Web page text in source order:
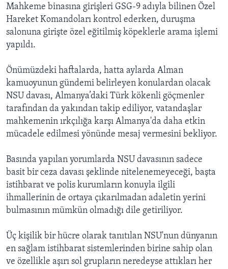
Mahkeme binasına girişleri GSG-9 adıyla bilinen Özel
Hareket Komandoları kontrol ederken, duruşma
salonuna girişte özel eğitilmiş köpeklerle arama işlemi
yapıldı.
Önümüzdeki haftalarda, hatta aylarda Alman
kamuoyunun gündemi belirleyen konulardan olacak
NSU davası, Almanya’daki Türk kökenli göçmenler
tarafından da yakından takip ediliyor, vatandaşlar
mahkemenin ırkçılığa karşı Almanya'da daha etkin
mücadele edilmesi yönünde mesaj vermesini bekliyor.
Basında yapılan yorumlarda NSU davasının sadece
basit bir ceza davası şeklinde nitelenemeyeceği, başta
istihbarat ve polis kurumların konuyla ilgili
ihmallerinin de ortaya çıkarılmadan adaletin yerini
bulmasının mümkün olmadığı dile getiriliyor.
Üç kişilik bir hücre olarak tanıtılan NSU'nun dünyanın
en sağlam istihbarat sistemlerinden birine sahip olan
ve özellikle aşırı sol grupların neredeyse attıkları her